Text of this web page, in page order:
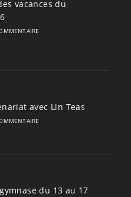
vacances du
avec Lin Teas
du 13 au 17